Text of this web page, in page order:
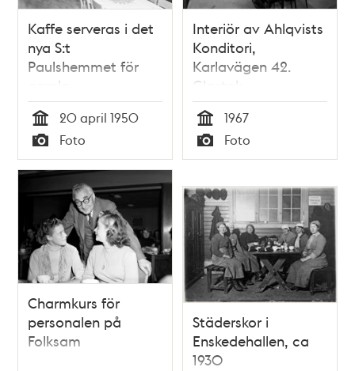
Kaffe serveras i det
nya S:t
Paulshemmet för
gamla
Tid
20 april 1950
Typ
Foto
Interiör av Ahlqvists
Konditori,
Karlavägen 42.
Glastak
Tid
1967
Typ
Foto
Charmkurs för
personalen på
Folksam
Städerskor i
Enskedehallen, ca
1930